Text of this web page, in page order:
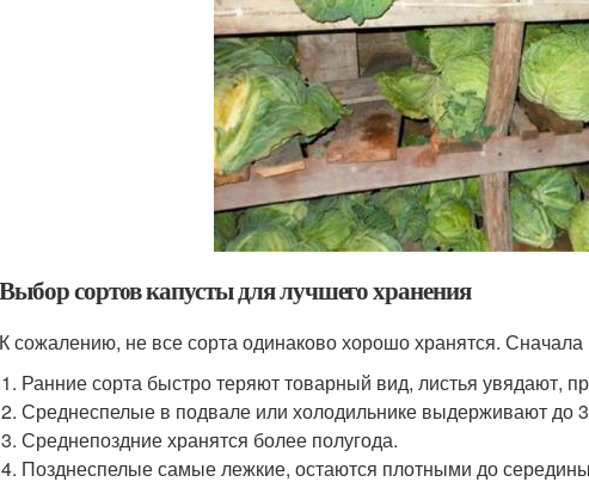
Выбор сортов капусты для лучшего хранения
К сожалению, не все сорта одинаково хорошо хранятся. Сначала
Ранние сорта быстро теряют товарный вид, листья увядают,
Среднеспелые в подвале или холодильнике выдерживают до
Среднепоздние хранятся более полугода.
Позднеспелые самые лежкие, остаются плотными до